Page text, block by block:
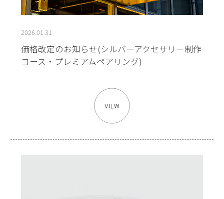
2026.01.31
価格改定のお知らせ(シルバーアクセサリー制作
コース・プレミアムペアリング)